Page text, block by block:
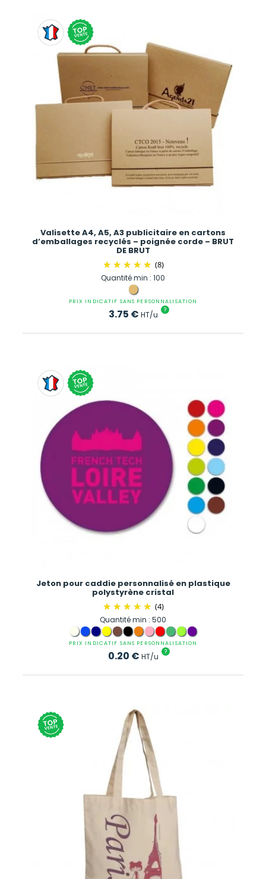
Valisette A4, A5, A3 publicitaire en cartons
d’emballages recyclés – poignée corde – BRUT
DE BRUT
(8)
Quantité min : 100
PRIX INDICATIF SANS PERSONNALISATION
3.75 € HT/u ?
Jeton pour caddie personnalisé en plastique
polystyrène cristal
(4)
Quantité min : 500
PRIX INDICATIF SANS PERSONNALISATION
0.20 € HT/u ?